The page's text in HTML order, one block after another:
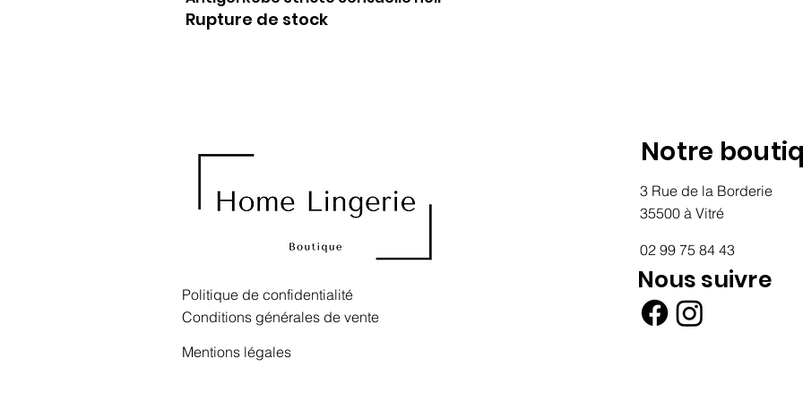
Rupture de stock
Politique de confidentialité
Conditions générales de vente
Notre
3 Rue de la Borderie
35500 à Vitré
02 99 75 84 43
Nous suivre
Mentions légales